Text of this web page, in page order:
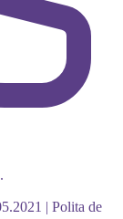
| Polita de